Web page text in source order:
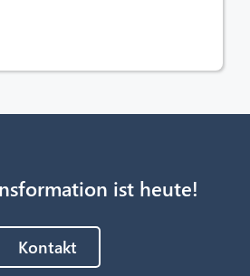
ist heute!
Kontakt